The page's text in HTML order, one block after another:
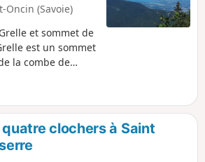
Oncin (Savoie)
et sommet de
est un sommet
la combe de
grâce ou à
sont installés au
pylônes ont
mais ils ne
le but de cette
clochers à Saint